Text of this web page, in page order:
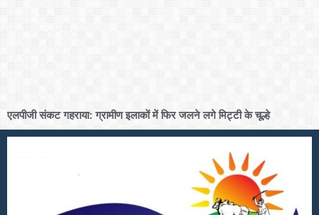
एलपीजी संकट गहराया: ग्रामीण इलाकों में फिर जलने लगे मिट्टी के चूल्हे